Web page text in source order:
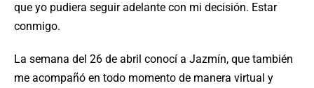
que yo pudiera seguir adelante con mi decisión. Estar
conmigo.
La semana del 26 de abril conocí a Jazmín, que también
me acompañó en todo momento de manera virtual y